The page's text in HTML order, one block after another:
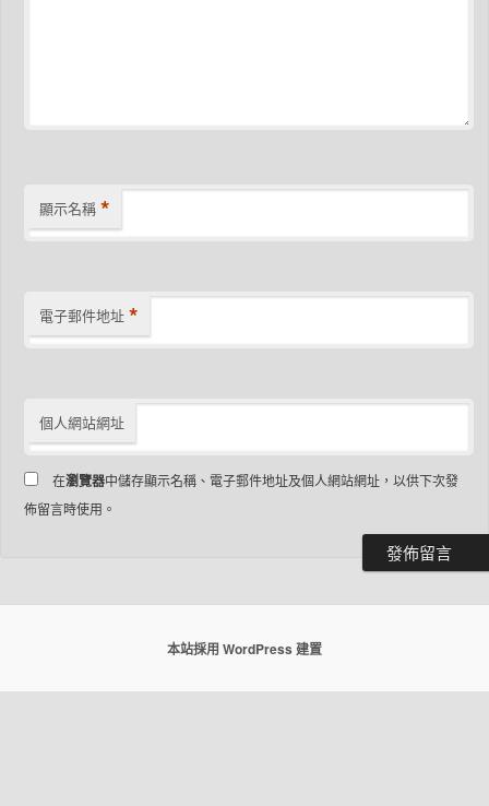
顯示名稱 *
電子郵件地址 *
個人網站網址
在瀏覽器中儲存顯示名稱、電子郵件地址及個人網站網址，以供下次發
佈留言時使用。
本站採用 WordPress 建置